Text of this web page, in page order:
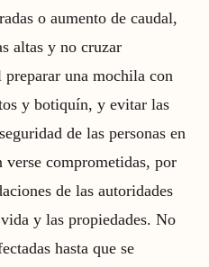
o aumento de caudal,
altas y no cruzar
una mochila con
y botiquín, y evitar las
de las personas en
verse comprometidas, por
de las autoridades
y las propiedades. No
hasta que se